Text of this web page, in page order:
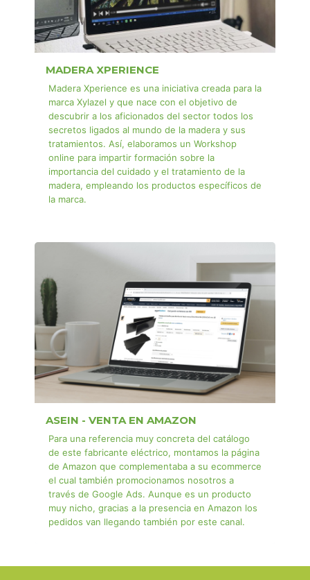
MADERA XPERIENCE
Madera Xperience es una iniciativa creada para la
marca Xylazel y que nace con el objetivo de
descubrir a los aficionados del sector todos los
secretos ligados al mundo de la madera y sus
tratamientos. Así, elaboramos un Workshop
online para impartir formación sobre la
importancia del cuidado y el tratamiento de la
madera, empleando los productos específicos de
la marca.
ASEIN - VENTA EN AMAZON
Para una referencia muy concreta del catálogo
de este fabricante eléctrico, montamos la página
de Amazon que complementaba a su ecommerce
el cual también promocionamos nosotros a
través de Google Ads. Aunque es un producto
muy nicho, gracias a la presencia en Amazon los
pedidos van llegando también por este canal.